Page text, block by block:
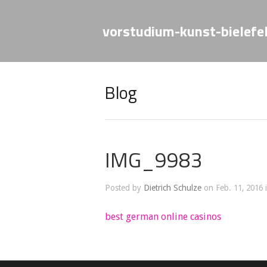
vorstudium-kunst-
Blog
IMG_9983
Posted by Dietrich Schulze on Feb. 11, 2016
best german online casinos